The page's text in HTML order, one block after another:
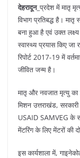
b
o
o
k
A
p
p
देहरादून_प्रदेश में मातृ
विभाग प्रतिबद्ध है।
बना हुआ है एवं उक्त लक्ष्य
स्वास्थ्य प्रयास किए जा
रिपोर्ट 2017-19 में
जीवित जन्म है।
मातृ और नवजात मृत्यु
मिशन उत्तराखंड,
USAID SAMVEG के
मेंटरिंग के लिए मेंटरों की
इस कार्यशाला में,